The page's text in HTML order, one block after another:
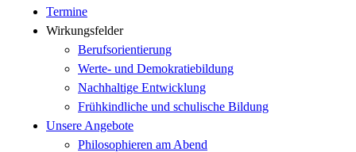
Termine
Wirkungsfelder
Berufsorientierung
Werte- und Demokratiebildung
Nachhaltige Entwicklung
Frühkindliche und schulische Bildung
Unsere Angebote
Philosophieren am Abend